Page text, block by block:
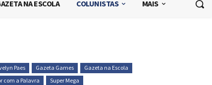
NA ESCOLA COLUNISTAS MAIS
Paes Gazeta Games
Gazeta na Escola
com a Palavra Super Mega